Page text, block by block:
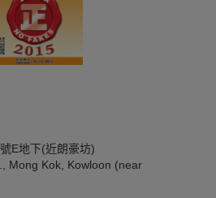
E地下(近朗豪坊)
Mong Kok, Kowloon (near